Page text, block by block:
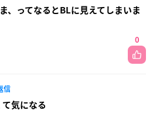
、ってなるとBLに見えてしまいま
0
信
気になる